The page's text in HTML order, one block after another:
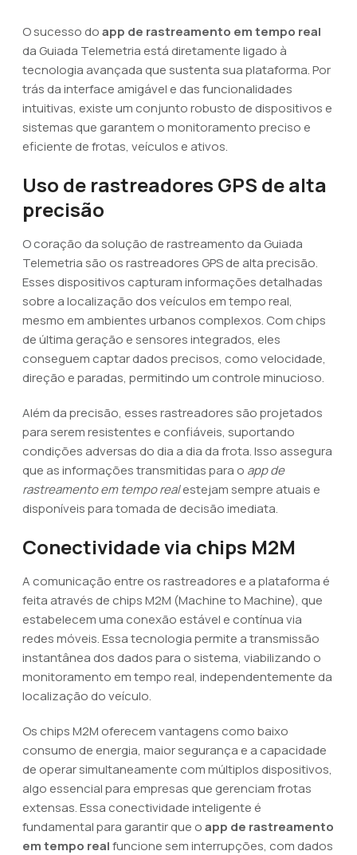
O sucesso doapp de rastreamento em tempo real
da Guiada Telemetria está diretamente ligado à
tecnologia avançada que sustenta sua plataforma. Por
trás da interface amigável e das funcionalidades
intuitivas, existe um conjunto robusto de dispositivos e
sistemas que garantem o monitoramento preciso e
eficiente de frotas, veículos e ativos.
Uso de rastreadores GPS de alta
precisão
O coração da solução de rastreamento da Guiada
Telemetria são os rastreadores GPS de alta precisão.
Esses dispositivos capturam informações detalhadas
sobre a localização dos veículos em tempo real,
mesmo em ambientes urbanos complexos. Com chips
de última geração e sensores integrados, eles
conseguem captar dados precisos, como velocidade,
direção e paradas, permitindo um controle minucioso.
Além da precisão, esses rastreadores são projetados
para serem resistentes e confiáveis, suportando
condições adversas do dia a dia da frota. Isso assegura
que as informações transmitidas para o app de
rastreamento em tempo realestejam sempre atuais e
disponíveis para tomada de decisão imediata.
Conectividade via chips M2M
A comunicação entre os rastreadores e a plataforma é
feita através de chips M2M (Machine to Machine), que
estabelecem uma conexão estável e contínua via
redes móveis. Essa tecnologia permite a transmissão
instantânea dos dados para o sistema, viabilizando o
monitoramento em tempo real, independentemente da
localização do veículo.
Os chips M2M oferecem vantagens como baixo
consumo de energia, maior segurança e a capacidade
de operar simultaneamente com múltiplos dispositivos,
algo essencial para empresas que gerenciam frotas
extensas. Essa conectividade inteligente é
fundamental para garantir que oapp de rastreamento
em tempo realfuncione sem interrupções, com dados